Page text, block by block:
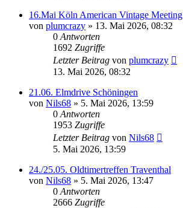
16.Mai Köln American Vintage Meeting
von plumcrazy » 13. Mai 2026, 08:32
0 Antworten
1692 Zugriffe
Letzter Beitrag von plumcrazy
13. Mai 2026, 08:32
21.06. Elmdrive Schöningen
von Nils68 » 5. Mai 2026, 13:59
0 Antworten
1953 Zugriffe
Letzter Beitrag von Nils68
5. Mai 2026, 13:59
24./25.05. Oldtimertreffen Traventhal
von Nils68 » 5. Mai 2026, 13:47
0 Antworten
2666 Zugriffe